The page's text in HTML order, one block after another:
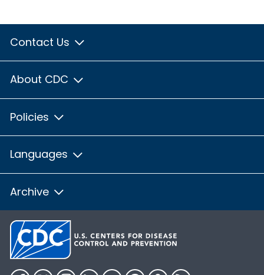
Contact Us
About CDC
Policies
Languages
Archive